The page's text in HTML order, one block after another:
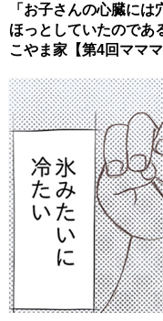
「お子さんの心臓に
ほっとしていたので
こやま家【第4回ママ